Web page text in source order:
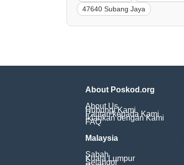
47640 Subang Jaya
About Poskod.org
About Us
Hubungi Kami
Pautan kepada Kami
Iklankan dengan Kami
FAQ
Malaysia
Sabah
Kuala Lumpur
Selangor